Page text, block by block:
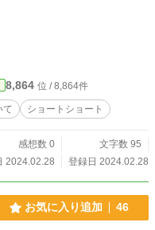
8,864 位 / 8,864件
て ショートショート
感想数 0
文字数 95
2024.02.28
登録日 2024.02.28
お気に入り追加 46